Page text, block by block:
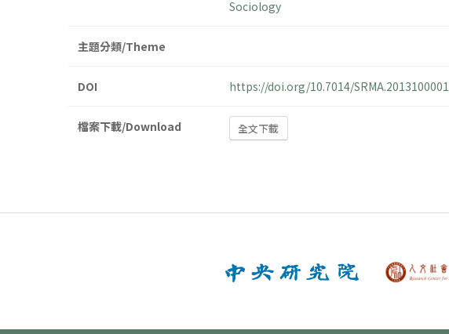
Sociology
主題分類/Theme
DOI https://doi.org/10.7014/SRMA.2013100001
檔案下載/Download 全文下載